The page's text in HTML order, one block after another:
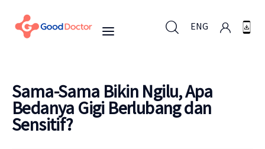
ENG
ENG
Untuk Bisnis
Sama-Sama Bikin Ngilu, Apa
Bedanya Gigi Berlubang dan
Sensitif?